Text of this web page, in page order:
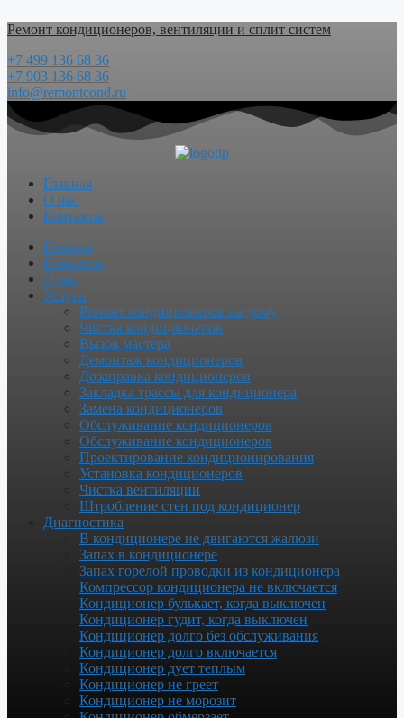
к
Ремонт кондиционеров, вентиляции и сплит систем
+7 499 136 68 36
+7 903 136 68 36
info@remontcond.ru
Главная
О нас
Контакты
Menu
Главная
Контакты
О нас
Услуги
Ремонт кондиционеров на дому
Чистка кондиционеров
Вызов мастера
Демонтаж кондиционеров
Дозаправка кондиционеров
Закладка трассы для кондиционера
Замена кондиционеров
Обслуживание кондиционеров
Обслуживание кондиционеров
Проектирование кондиционирования
Установка кондиционеров
Чистка вентиляции
Штробление стен под кондиционер
Диагностика
В кондиционере не двигаются жалюзи
Запах в кондиционере
Запах горелой проводки из кондиционера
Компрессор кондиционера не включается
Кондиционер булькает, когда выключен
Кондиционер гудит, когда выключен
Кондиционер долго без обслуживания
Кондиционер долго включается
Кондиционер дует теплым
Кондиционер не греет
Кондиционер не морозит